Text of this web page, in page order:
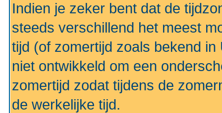
Indien je zeker bent dat de
steeds verschillend het meest
tijd (of zomertijd zoals bekend
niet ontwikkeld om een
zomertijd zodat tijdens de
de werkelijke tijd.